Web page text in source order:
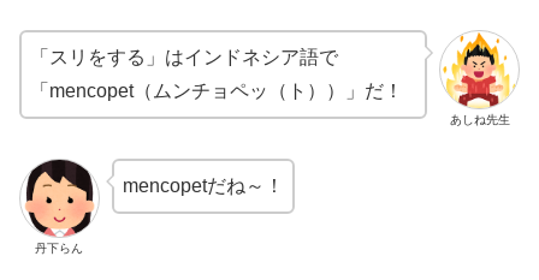
あしね先生
「スリをする」はインドネシア語で
「mencopet（ムンチョペッ（ト））」だ！
丹下らん
mencopetだね～！